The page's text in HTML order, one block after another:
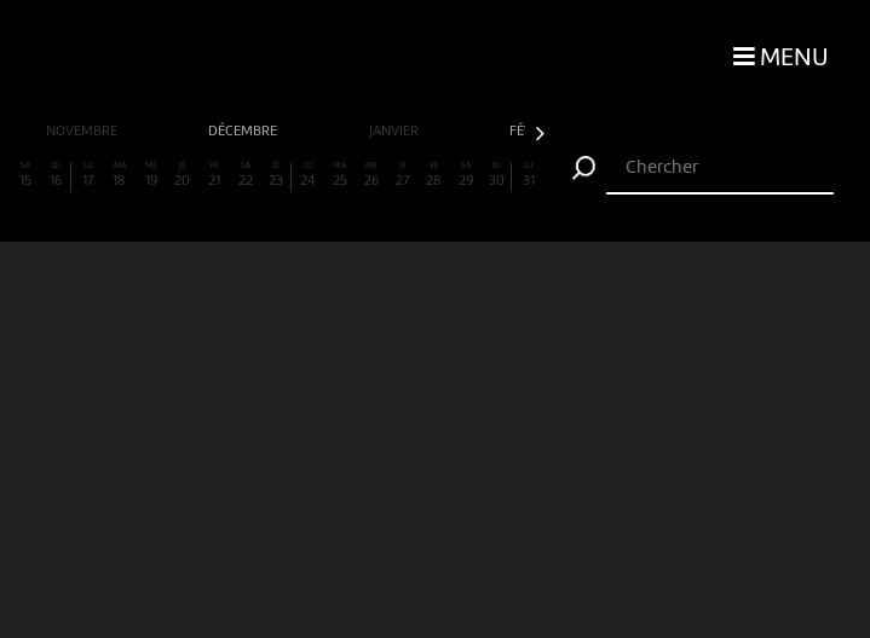
MENU
NOVEMBRE DÉCEMBRE JANVIER FÉVRIER
SA
15
DI
16
LU
17
MA
18
ME
19
JE
20
VE
21
SA
22
DI
23
LU
24
MA
25
ME
26
JE
27
VE
28
SA
29
DI
30
LU
31